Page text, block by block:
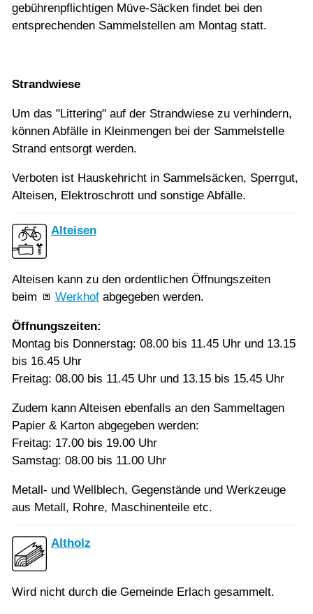
gebührenpflichtigen Müve-Säcken findet bei den
entsprechenden Sammelstellen am Montag statt.
Strandwiese
Um das "Littering" auf der Strandwiese zu verhindern,
können Abfälle in Kleinmengen bei der Sammelstelle
Strand entsorgt werden.
Verboten ist Hauskehricht in Sammelsäcken, Sperrgut,
Alteisen, Elektroschrott und sonstige Abfälle.
Alteisen
Alteisen kann zu den ordentlichen Öffnungszeiten
beim
Werkhof abgegeben werden.
Öffnungszeiten:
Montag bis Donnerstag: 08.00 bis 11.45 Uhr und 13.15
bis 16.45 Uhr
Freitag: 08.00 bis 11.45 Uhr und 13.15 bis 15.45 Uhr
Zudem kann Alteisen ebenfalls an den Sammeltagen
Papier & Karton abgegeben werden:
Freitag: 17.00 bis 19.00 Uhr
Samstag: 08.00 bis 11.00 Uhr
Metall- und Wellblech, Gegenstände und Werkzeuge
aus Metall, Rohre, Maschinenteile etc.
Altholz
Wird nicht durch die Gemeinde Erlach gesammelt.